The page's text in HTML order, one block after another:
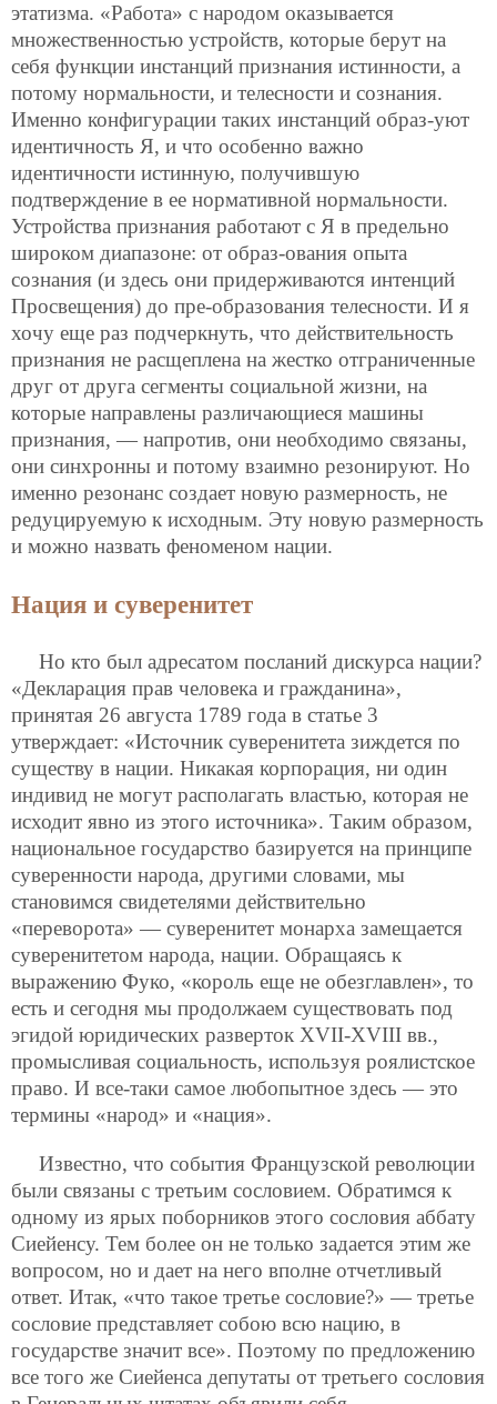
этатизма. «Работа» с народом оказывается
множественностью устройств, которые берут на
себя функции инстанций признания истинности, а
потому нормальности, и телесности и сознания.
Именно конфигурации таких инстанций образ-уют
идентичность Я, и что особенно важно
идентичности истинную, получившую
подтверждение в ее нормативной нормальности.
Устройства признания работают с Я в предельно
широком диапазоне: от образ-ования опыта
сознания (и здесь они придерживаются интенций
Просвещения) до пре-образования телесности. И я
хочу еще раз подчеркнуть, что действительность
признания не расщеплена на жестко отграниченные
друг от друга сегменты социальной жизни, на
которые направлены различающиеся машины
признания, — напротив, они необходимо связаны,
они синхронны и потому взаимно резонируют. Но
именно резонанс создает новую размерность, не
редуцируемую к исходным. Эту новую размерность
и можно назвать феноменом нации.
Нация и суверенитет
Но кто был адресатом посланий дискурса нации?
«Декларация прав человека и гражданина»,
принятая 26 августа 1789 года в статье 3
утверждает: «Источник суверенитета зиждется по
существу в нации. Никакая корпорация, ни один
индивид не могут располагать властью, которая не
исходит явно из этого источника». Таким образом,
национальное государство базируется на принципе
суверенности народа, другими словами, мы
становимся свидетелями действительно
«переворота» — суверенитет монарха замещается
суверенитетом народа, нации. Обращаясь к
выражению Фуко, «король еще не обезглавлен», то
есть и сегодня мы продолжаем существовать под
эгидой юридических разверток XVII-XVIII вв.,
промысливая социальность, используя роялистское
право. И все-таки самое любопытное здесь — это
термины «народ» и «нация».
Известно, что события Французской революции
были связаны с третьим сословием. Обратимся к
одному из ярых поборников этого сословия аббату
Сиейенсу. Тем более он не только задается этим же
вопросом, но и дает на него вполне отчетливый
ответ. Итак, «что такое третье сословие?» — третье
сословие представляет собою всю нацию, в
государстве значит все». Поэтому по предложению
все того же Сиейенса депутаты от третьего сословия